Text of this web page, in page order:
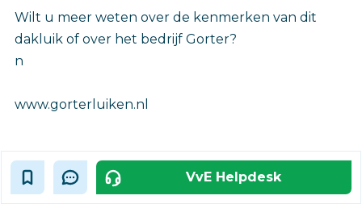
Wilt u meer weten over de kenmerken van dit
dakluik of over het bedrijf Gorter?
n
www.gorterluiken.nl
VvE Helpdesk